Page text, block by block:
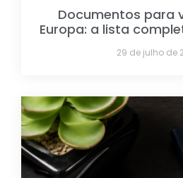
Documentos para
Europa: a lista
29 de julho de